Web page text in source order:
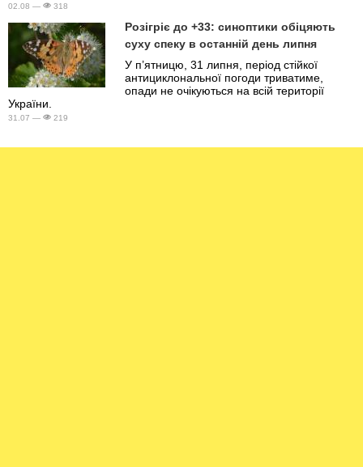
02.08 — 318
Розігріє до +33: синоптики обіцяють
суху спеку в останній день липня
У п’ятницю, 31 липня, період стійкої
антициклональної погоди триватиме,
опади не очікуються на всій території
України.
31.07 — 219